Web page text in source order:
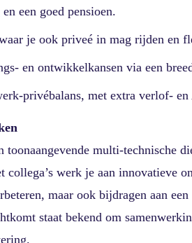
een goed pensioen.
je ook priveé in mag rijden en
en ontwikkelkansen via een
privébalans, met extra verlof-
toonaangevende multi-technische
collega’s werk je aan innovatieve
maar ook bijdragen aan
staat bekend om